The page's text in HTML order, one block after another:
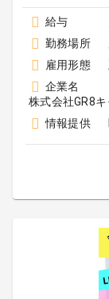
給与
勤務場所
雇用形態
企業名
株式会社GR8
情報提供